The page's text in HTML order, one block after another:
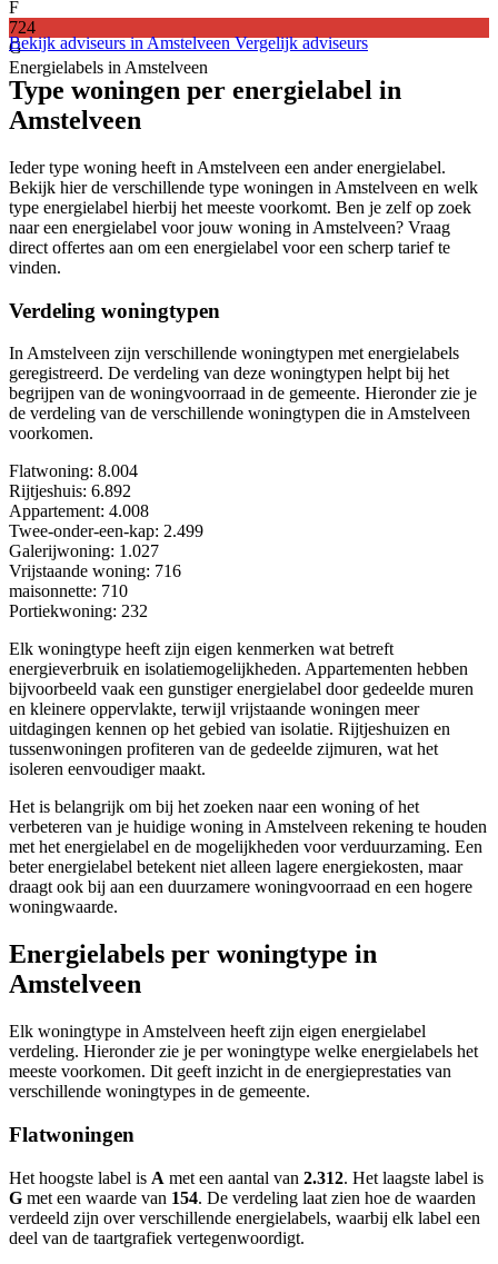
F
724
G
Energielabels in Amstelveen
Bekijk adviseurs in AmstelveenVergelijk adviseurs
Type woningen per energielabel in
Amstelveen
Ieder type woning heeft in Amstelveen een ander energielabel.
Bekijk hier de verschillende type woningen in Amstelveen en welk
type energielabel hierbij het meeste voorkomt. Ben je zelf op zoek
naar een energielabel voor jouw woning in Amstelveen? Vraag
direct offertes aan om een energielabel voor een scherp tarief te
vinden.
Verdeling woningtypen
In Amstelveen zijn verschillende woningtypen met energielabels
geregistreerd. De verdeling van deze woningtypen helpt bij het
begrijpen van de woningvoorraad in de gemeente. Hieronder zie je
de verdeling van de verschillende woningtypen die in Amstelveen
voorkomen.
Flatwoning: 8.004
Rijtjeshuis: 6.892
Appartement: 4.008
Twee-onder-een-kap: 2.499
Galerijwoning: 1.027
Vrijstaande woning: 716
maisonnette: 710
Portiekwoning: 232
Elk woningtype heeft zijn eigen kenmerken wat betreft
energieverbruik en isolatiemogelijkheden. Appartementen hebben
bijvoorbeeld vaak een gunstiger energielabel door gedeelde muren
en kleinere oppervlakte, terwijl vrijstaande woningen meer
uitdagingen kennen op het gebied van isolatie. Rijtjeshuizen en
tussenwoningen profiteren van de gedeelde zijmuren, wat het
isoleren eenvoudiger maakt.
Het is belangrijk om bij het zoeken naar een woning of het
verbeteren van je huidige woning in Amstelveen rekening te houden
met het energielabel en de mogelijkheden voor verduurzaming. Een
beter energielabel betekent niet alleen lagere energiekosten, maar
draagt ook bij aan een duurzamere woningvoorraad en een hogere
woningwaarde.
Energielabels per woningtype in
Amstelveen
Elk woningtype in Amstelveen heeft zijn eigen energielabel
verdeling. Hieronder zie je per woningtype welke energielabels het
meeste voorkomen. Dit geeft inzicht in de energieprestaties van
verschillende woningtypes in de gemeente.
Flatwoningen
Het hoogste label is A met een aantal van 2.312. Het laagste label is
G met een waarde van 154. De verdeling laat zien hoe de waarden
verdeeld zijn over verschillende energielabels, waarbij elk label een
deel van de taartgrafiek vertegenwoordigt.